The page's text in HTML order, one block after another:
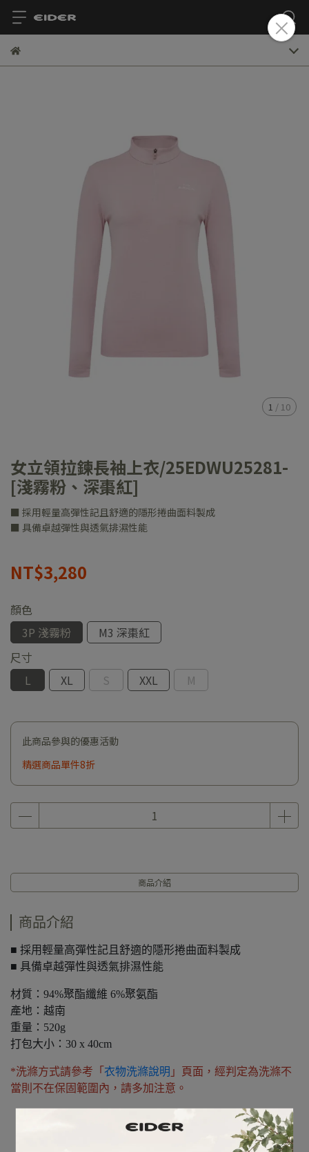
1 / 10
女立領拉鍊長袖上衣/25EDWU25281-
[淺霧粉、深棗紅]
■ 採用輕量高彈性記且舒適的隱形捲曲面料製成
■ 具備卓越彈性與透氣排濕性能
NT$3,280
顏色
3P 淺霧粉
M3 深棗紅
尺寸
L
XL S XXL M
此商品參與的優惠活動
精選商品單件8折
商品介紹
商品介紹
■ 採用輕量高彈性記且舒適的隱形捲曲面料製成
■ 具備卓越彈性與透氣排濕性能
材質：94%聚酯纖維 6%聚氨酯
產地：越南
重量：520g
打包大小：30 x 40cm
*洗滌方式請參考「 衣物洗滌說明 」頁面，經判定為洗滌不
當則不在保固範圍內，請多加注意。